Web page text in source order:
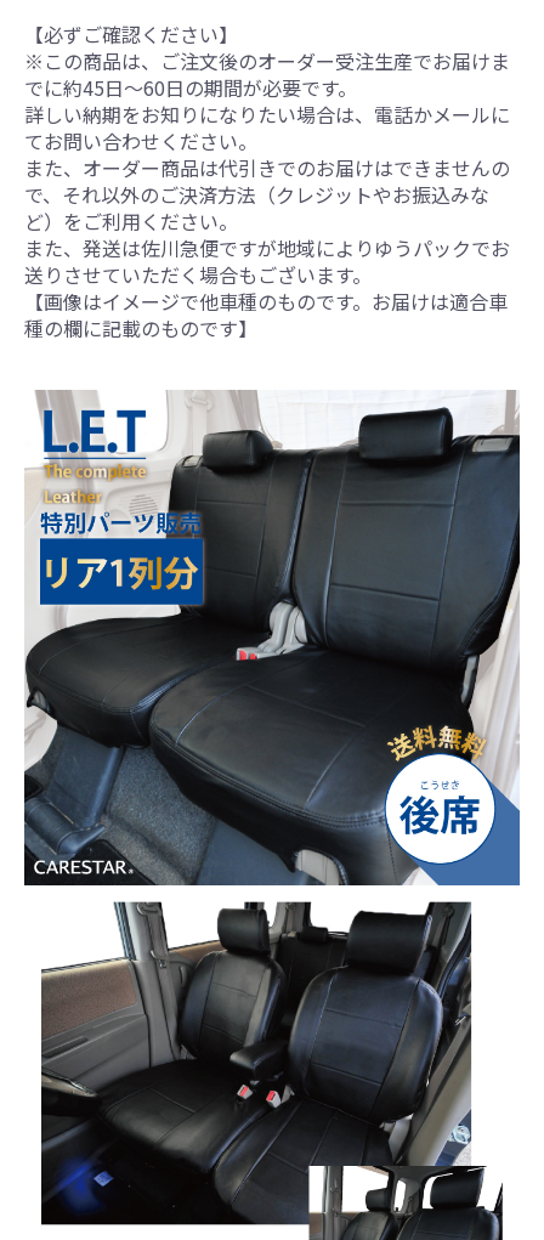
【必ずご確認ください】
※この商品は、ご注文後のオーダー受注生産でお届けま
でに約45日～60日の期間が必要です。
詳しい納期をお知りになりたい場合は、電話かメールに
てお問い合わせください。
また、オーダー商品は代引きでのお届けはできませんの
で、それ以外のご決済方法（クレジットやお振込みな
ど）をご利用ください。
また、発送は佐川急便ですが地域によりゆうパックでお
送りさせていただく場合もございます。
【画像はイメージで他車種のものです。お届けは適合車
種の欄に記載のものです】